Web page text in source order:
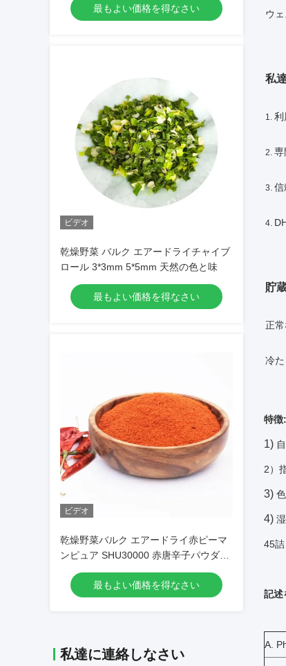
最もよい価格を得なさい
ビデオ
乾燥野菜 バルク エアードライチャイブ
ロール 3*3mm 5*5mm 天然の色と味
最もよい価格を得なさい
ビデオ
乾燥野菜バルク エアードライ赤ピーマ
ンピュア SHU30000 赤唐辛子パウダー
チリパウダー
最もよい価格を得なさい
私達に連絡しなさい
ウ
私
1. 利
2. 専
3. 信
4.
貯
正
冷
特徴:
1)
2）
3)
4)
45
記述
A.